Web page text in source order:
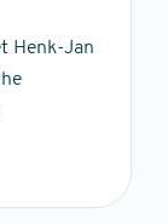
Henk-Jan